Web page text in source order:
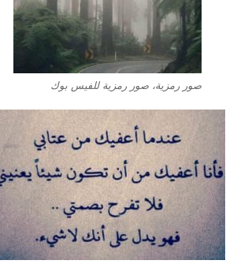
صور رمزية، صور رمزية للفيس بوك